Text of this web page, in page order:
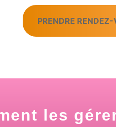
PRENDRE RENDEZ-
les